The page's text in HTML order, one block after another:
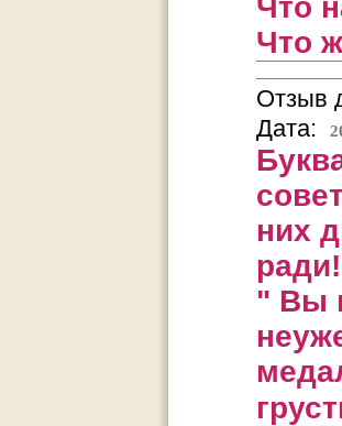
Что
Что
Отзыв
Дата:
них
ради!
" Вы